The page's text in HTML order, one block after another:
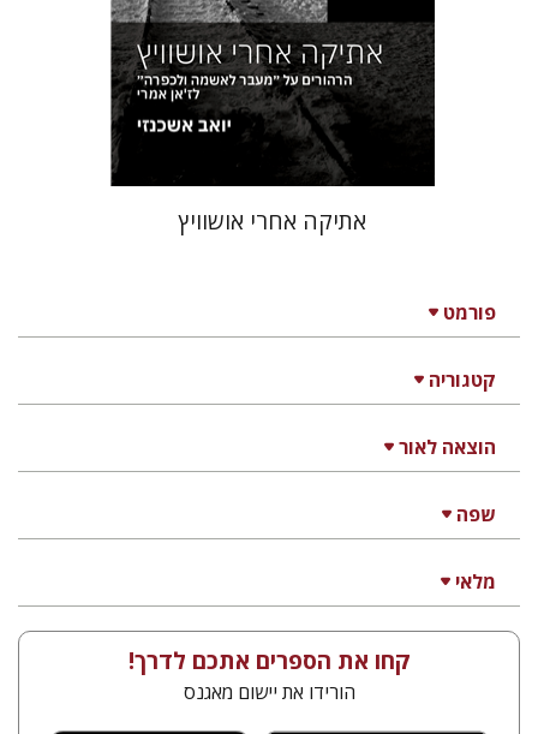
פורמט
קטגוריה
הוצאה לאור
שפה
מלאי
הנחת אתר ספר מודפס
$21
$19
אתיקה אחרי אושוויץ
קחו את הספרים אתכם לדרך!
הורידו את יישום מאגנס